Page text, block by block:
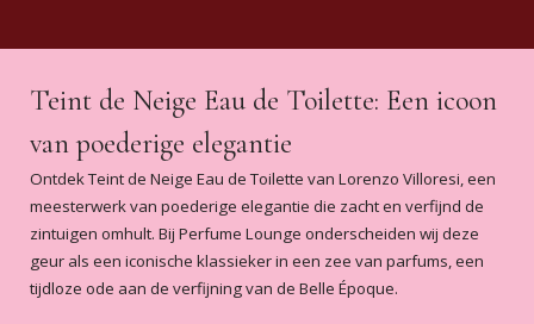
blijft mijn favoriete luchtje. Snelle
erbij.
-
5/5
Heerlijk zachte poederige geur !
Snelle levering, attent briefje erbij
Lucia Boer-2020-09-13
Teint de Neige Eau de Toilette: Een icoon
van poederige elegantie
Ontdek Teint de Neige Eau de Toilette van Lorenzo Villoresi, een
meesterwerk van poederige elegantie die zacht en verfijnd de
zintuigen omhult. Bij Perfume Lounge onderscheiden wij deze
geur als een iconische klassieker in een zee van parfums, een
tijdloze ode aan de verfijning van de Belle Époque.